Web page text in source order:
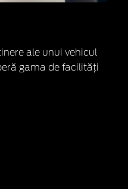
ale unui vehicul
gama de facilități